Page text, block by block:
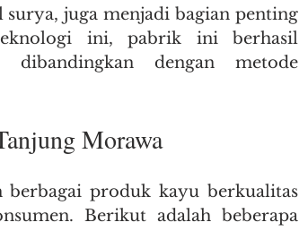
surya, juga menjadi bagian penting
ini, pabrik ini berhasil
dengan metode
Morawa
produk kayu berkualitas
Berikut adalah beberapa